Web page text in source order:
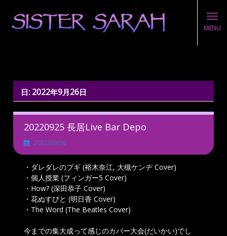
MENU
日: 2022年9月26日
20220925 長居Live Bar Depo
2022/09/26
・ダレダレのブギ (裕木奈江, 大槻ケンヂ Cover)
・個人授業 (フィンガー5 Cover)
・How? (深田恭子 Cover)
・花ぬすびと (明日香 Cover)
・The Word (The Beatles Cover)
今までの集大成って感じのカバー大会(だいかい)でし